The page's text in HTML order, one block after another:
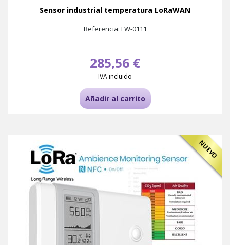
Sensor industrial temperatura LoRaWAN
Referencia: LW-0111
285,56 €
IVA incluido
Añadir al carrito
NUEVO